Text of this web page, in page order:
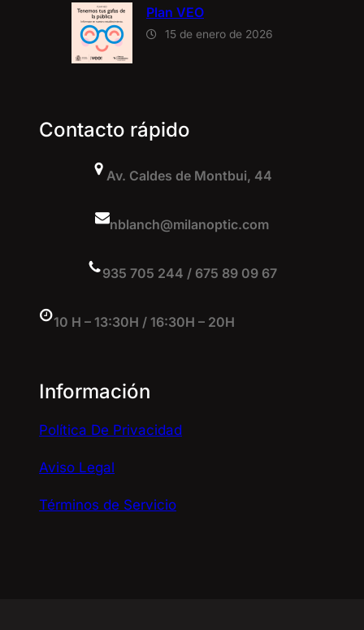
Plan VEO
15 de enero de 2026
Contacto rápido
Av. Caldes de Montbui, 44
nblanch@milanoptic.com
935 705 244 / 675 89 09 67
10 H – 13:30H / 16:30H – 20H
Información
Política De Privacidad
Aviso Legal
Términos de Servicio